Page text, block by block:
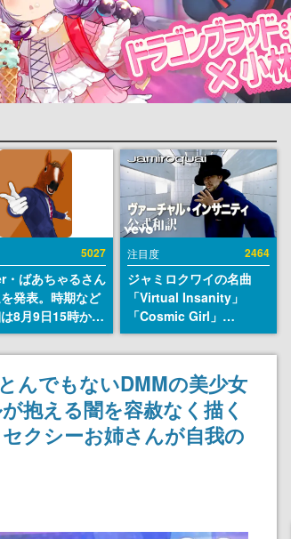
5027
・ばあちゃるさん
発表。時期など
8月9日15時から
説明
注目度 2464
ジャミロクワイの名曲
「Virtual Insanity」
「Cosmic Girl」
「Canned Heat」公式日
本語字幕付きMVがいき
なり公開！「SUMMER
SONIC 2026」での9年ぶ
りとなる日本公演を記念
して
んでもないDMMの美少女
抱える闇を容赦なく描く
クシーお姉さんが自我の